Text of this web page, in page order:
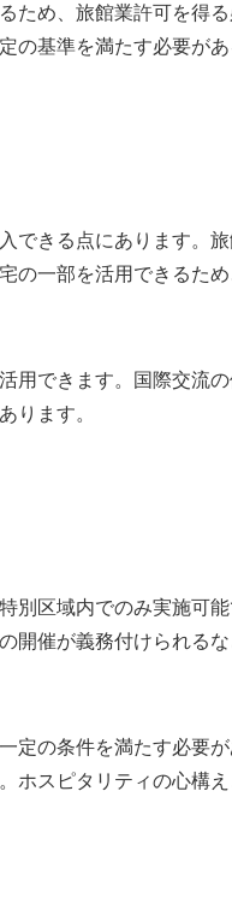
ため、旅館業許可を得
基準を満たす必要があ
できる点にあります。
の一部を活用できるた
用できます。国際交流
ります。
別区域内でのみ実施可
開催が義務付けられる
定の条件を満たす必要
ホスピタリティの心構